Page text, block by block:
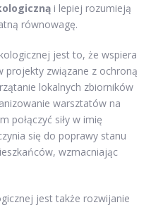
i lepiej rozumieją
równowagę.
jest to, że wspiera
projekty związane z ochroną
lokalnych zbiorników
warsztatów na
połączyć siły w imię
się do poprawy stanu
wzmacniając
jest także rozwijanie